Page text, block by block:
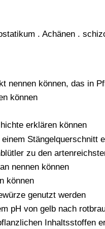
. Achänen .
nennen können, das in
können
erklären können
Stängelquerschnitt
zu den
nennen können
können
genutzt werden
pH von gelb nach
Inhaltsstoffen